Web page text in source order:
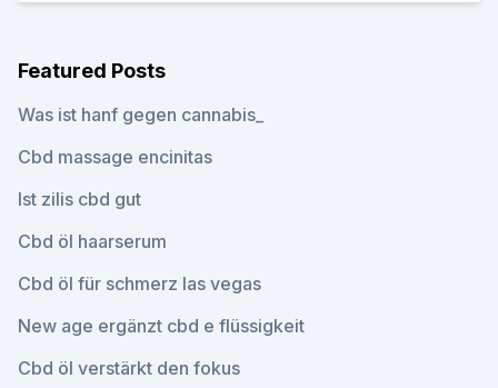
Featured Posts
Was ist hanf gegen cannabis_
Cbd massage encinitas
Ist zilis cbd gut
Cbd öl haarserum
Cbd öl für schmerz las vegas
New age ergänzt cbd e flüssigkeit
Cbd öl verstärkt den fokus